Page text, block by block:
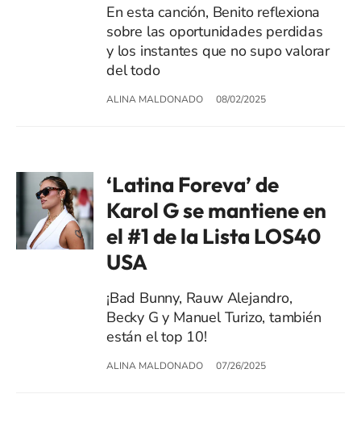
En esta canción, Benito reflexiona
sobre las oportunidades perdidas
y los instantes que no supo valorar
del todo
ALINA MALDONADO 08/02/2025
‘Latina Foreva’ de
Karol G se mantiene en
el #1 de la Lista LOS40
USA
¡Bad Bunny, Rauw Alejandro,
Becky G y Manuel Turizo, también
están el top 10!
ALINA MALDONADO 07/26/2025